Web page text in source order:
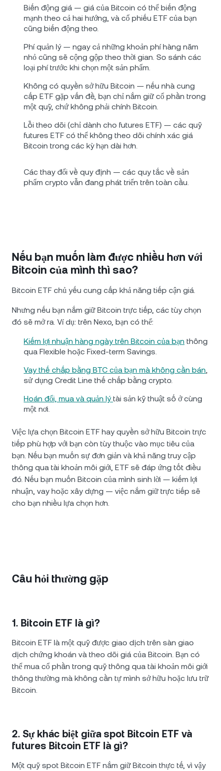
Biến động giá — giá của Bitcoin có thể biến động
mạnh theo cả hai hướng, và cổ phiếu ETF của bạn
cũng biến động theo.
Phí quản lý — ngay cả những khoản phí hàng năm
nhỏ cũng sẽ cộng gộp theo thời gian. So sánh các
loại phí trước khi chọn một sản phẩm.
Không có quyền sở hữu Bitcoin — nếu nhà cung
cấp ETF gặp vấn đề, bạn chỉ nắm giữ cổ phần trong
một quỹ, chứ không phải chính Bitcoin.
Lỗi theo dõi (chỉ dành cho futures ETF) — các quỹ
futures ETF có thể không theo dõi chính xác giá
Bitcoin trong các kỳ hạn dài hơn.
Các thay đổi về quy định — các quy tắc về sản
phẩm crypto vẫn đang phát triển trên toàn cầu.
Nếu bạn muốn làm được nhiều hơn với
Bitcoin của mình thì sao?
Bitcoin ETF chủ yếu cung cấp khả năng tiếp cận giá.
Nhưng nếu bạn nắm giữ Bitcoin trực tiếp, các tùy chọn
đó sẽ mở ra. Ví dụ: trên Nexo, bạn có thể:
Kiếm lợi nhuận hàng ngày trên Bitcoin của bạn thông
qua Flexible hoặc Fixed-term Savings.
Vay thế chấp bằng BTC của bạn mà không cần bán,
sử dụng Credit Line thế chấp bằng crypto.
Hoán đổi, mua và quản lýtài sản kỹ thuật số ở cùng
một nơi.
Việc lựa chọn Bitcoin ETF hay quyền sở hữu Bitcoin trực
tiếp phù hợp với bạn còn tùy thuộc vào mục tiêu của
bạn. Nếu bạn muốn sự đơn giản và khả năng truy cập
thông qua tài khoản môi giới, ETF sẽ đáp ứng tốt điều
đó. Nếu bạn muốn Bitcoin của mình sinh lời — kiếm lợi
nhuận, vay hoặc xây dựng — việc nắm giữ trực tiếp sẽ
cho bạn nhiều lựa chọn hơn.
Câu hỏi thường gặp
1. Bitcoin ETF là gì?
Bitcoin ETF là một quỹ được giao dịch trên sàn giao
dịch chứng khoán và theo dõi giá của Bitcoin. Bạn có
thể mua cổ phần trong quỹ thông qua tài khoản môi giới
thông thường mà không cần tự mình sở hữu hoặc lưu trữ
Bitcoin.
2. Sự khác biệt giữa spot Bitcoin ETF và
futures Bitcoin ETF là gì?
Một quỹ spot Bitcoin ETF nắm giữ Bitcoin thực tế, vì vậy